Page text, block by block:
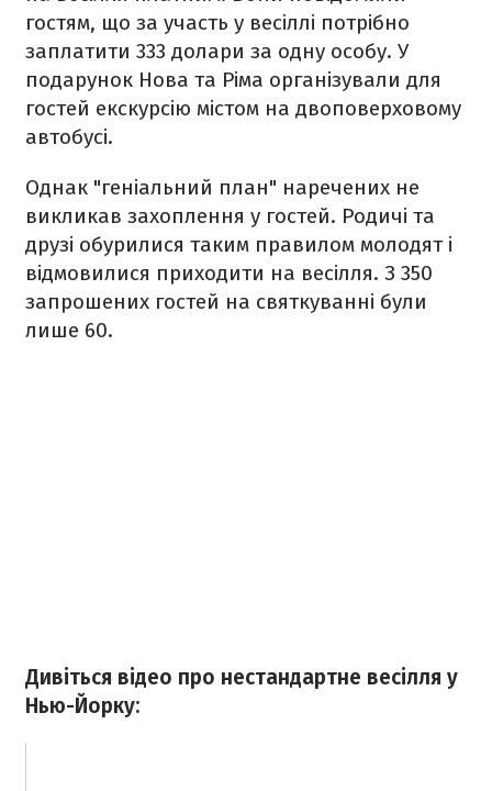
гостям, що за участь у весіллі потрібно
заплатити 333 долари за одну особу. У
подарунок Нова та Ріма організували для
гостей екскурсію містом на двоповерховому
автобусі.
Однак "геніальний план" наречених не
викликав захоплення у гостей. Родичі та
друзі обурилися таким правилом молодят і
відмовилися приходити на весілля. З 350
запрошених гостей на святкуванні були
лише 60.
Дивіться відео про нестандартне весілля у
Нью-Йорку: